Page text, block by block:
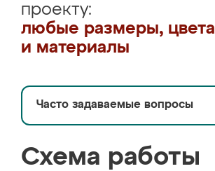
проекту:
любые размеры, цвета
и материалы
Часто задаваемые вопросы
Схема работы